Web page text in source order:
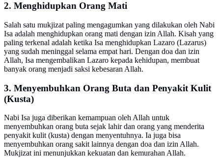
2. Menghidupkan Orang Mati
Salah satu mukjizat paling mengagumkan yang dilakukan oleh Nabi
Isa adalah menghidupkan orang mati dengan izin Allah. Kisah yang
paling terkenal adalah ketika Isa menghidupkan Lazaro (Lazarus)
yang sudah meninggal selama empat hari. Dengan doa dan izin
Allah, Isa mengembalikan Lazaro kepada kehidupan, membuat
banyak orang menjadi saksi kebesaran Allah.
3. Menyembuhkan Orang Buta dan Penyakit Kulit
(Kusta)
Nabi Isa juga diberikan kemampuan oleh Allah untuk
menyembuhkan orang buta sejak lahir dan orang yang menderita
penyakit kulit (kusta) dengan menyentuhnya. Ia juga bisa
menyembuhkan orang sakit lainnya dengan doa dan izin Allah.
Mukjizat ini menunjukkan kekuatan dan kemurahan Allah.